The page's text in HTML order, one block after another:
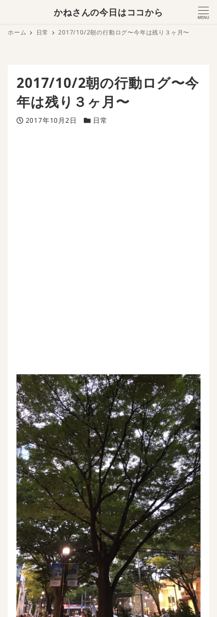
かねさんの今日はココから
MENU
ホーム 日常 2017/10/2朝の行動ログ〜今年は残り３ヶ月〜
2017/10/2朝の行動ログ〜今
年は残り３ヶ月〜
投稿日
2017年10月2日 カテゴリー
日常